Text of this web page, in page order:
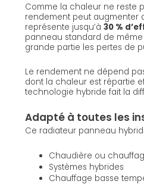
Comme la chaleur ne reste
rendement peut augmenter
représente jusqu’à 30 %
panneau standard de
grande partie les pertes de
Le rendement ne dépend
dont la chaleur est répartie
technologie hybride fait la
Adapté à toutes les
Ce radiateur panneau
Chaudière ou
Systèmes hybrides
Chauffage basse